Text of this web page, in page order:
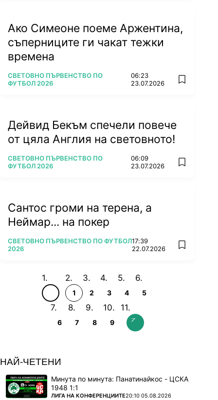
Ако Симеоне поеме Аржентина,
съперниците ги чакат тежки
времена
ПОВЕЧЕ ОТ
СВЕТОВНО ПЪРВЕНСТВО ПО
ФУТБОЛ 2026
06:23
23.07.2026
add
Дейвид Бекъм спечели повече
от цяла Англия на световното!
ПОВЕЧЕ ОТ
СВЕТОВНО ПЪРВЕНСТВО ПО
ФУТБОЛ 2026
06:09
23.07.2026
add
Сантос громи на терена, а
Неймар... на покер
ПОВЕЧЕ ОТ
СВЕТОВНО ПЪРВЕНСТВО ПО ФУТБОЛ
2026
17:39
22.07.2026
add
1 2 3 4 5
6 7 8 9
НАЙ-ЧЕТЕНИ
Минута по минута: Панатинайкос - ЦСКА
1948 1:1
ПОВЕЧЕ ОТ
ЛИГА НА КОНФЕРЕНЦИИТЕ20:10 05.08.2026